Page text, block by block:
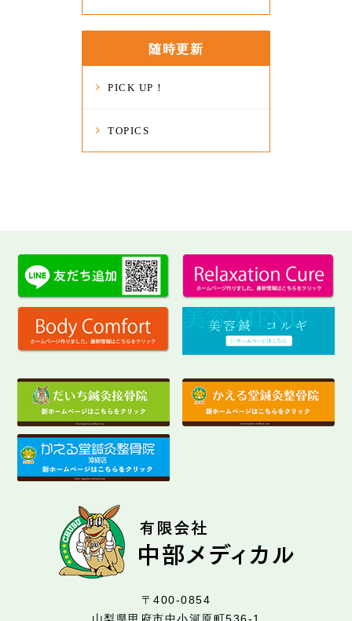
随時更新
PICK UP！
TOPICS
〒400-0854